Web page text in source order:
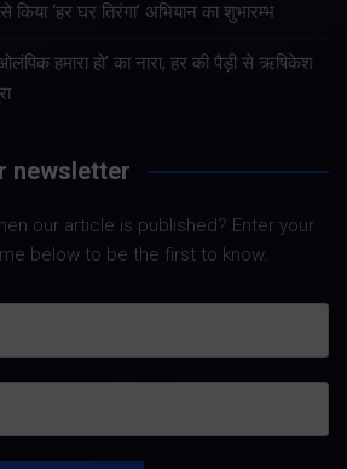
से किया ‘हर घर तिरंगा’ अभियान का शुभारम्भ
हमारा हो’ का नारा, हर की पैड़ी से ऋषिकेश
newsletter
our article is published? Enter your
below to be the first to know.